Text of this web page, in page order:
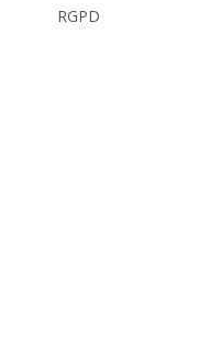
RGPD